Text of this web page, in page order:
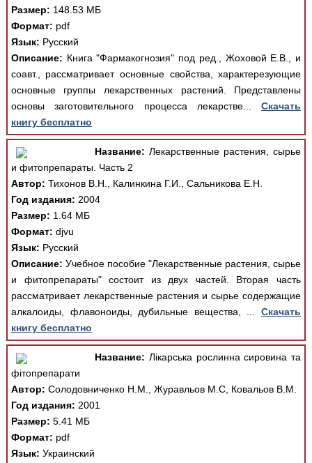
Размер: 148.53 МБ
Формат: pdf
Язык: Русский
Описание: Книга "Фармакогнозия" под ред., Жоховой Е.В., и
соавт., рассматривает основные свойства, характерезующие
основные группы лекарственных растений. Представлены
основы заготовительного процесса лекарстве...Скачать
книгу бесплатно
Название: Лекарственные растения, сырье
и фитопрепараты. Часть 2
Автор: Тихонов В.Н., Калинкина Г.И., Сальникова Е.Н.
Год издания: 2004
Размер: 1.64 МБ
Формат: djvu
Язык: Русский
Описание: Учебное пособие "Лекарственные растения, сырье
и фитопрепараты" состоит из двух частей. Вторая часть
рассматривает лекарственные растения и сырье содержащие
алкалоиды, флавоноиды, дубильные вещества, ...Скачать
книгу бесплатно
Название: Лікарська рослинна сировина та
фітопрепарати
Автор: Солодовниченко Н.М., Журавльов М.С, Ковальов В.М.
Год издания: 2001
Размер: 5.41 МБ
Формат: pdf
Язык: Украинский